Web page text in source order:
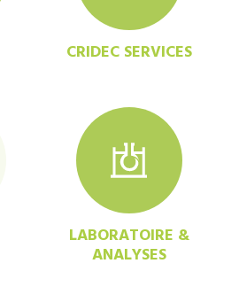
CRIDEC SERVICES
LABORATOIRE &
ANALYSES